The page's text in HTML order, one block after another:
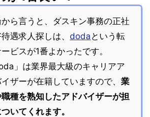
ら言うと、ダスキン事務の正社
遇求人探しは、 doda という転
ビスが1番よかったです。
」は業界最大級のキャリアア
イザーが在籍していますので、 業
種を熟知したアドバイザーが担
いてくれます。